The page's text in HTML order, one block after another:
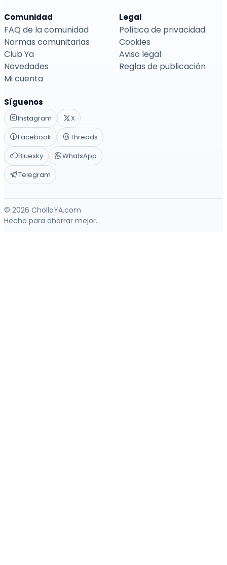
Comunidad
FAQ de la comunidad
Normas comunitarias
Club Ya
Novedades
Mi cuenta
Legal
Política de privacidad
Cookies
Aviso legal
Reglas de publicación
Síguenos
Instagram
X
Facebook
Threads
Bluesky
WhatsApp
Telegram
© 2026 CholloYA.com
Hecho para ahorrar mejor.